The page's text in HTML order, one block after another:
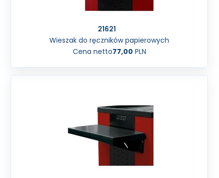
21621
Wieszak do ręczników papierowych
Cena netto77,00 PLN